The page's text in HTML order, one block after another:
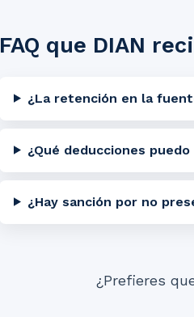
FAQ que DIAN
¿La retención en la
¿Qué deducciones
¿Hay sanción por no
¿Prefieres